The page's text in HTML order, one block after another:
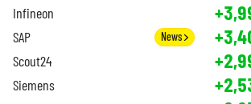
Infineon
SAP News
Scout24
Siemens